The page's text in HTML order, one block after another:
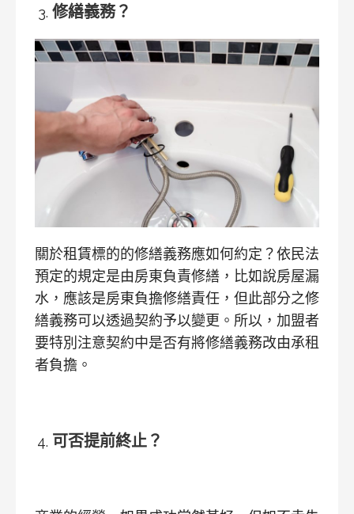
修繕義務？
關於租賃標的的修繕義務應如何約定？依民法
預定的規定是由房東負責修繕，比如說房屋漏
水，應該是房東負擔修繕責任，但此部分之修
繕義務可以透過契約予以變更。所以，加盟者
要特別注意契約中是否有將修繕義務改由承租
者負擔。
可否提前終止？